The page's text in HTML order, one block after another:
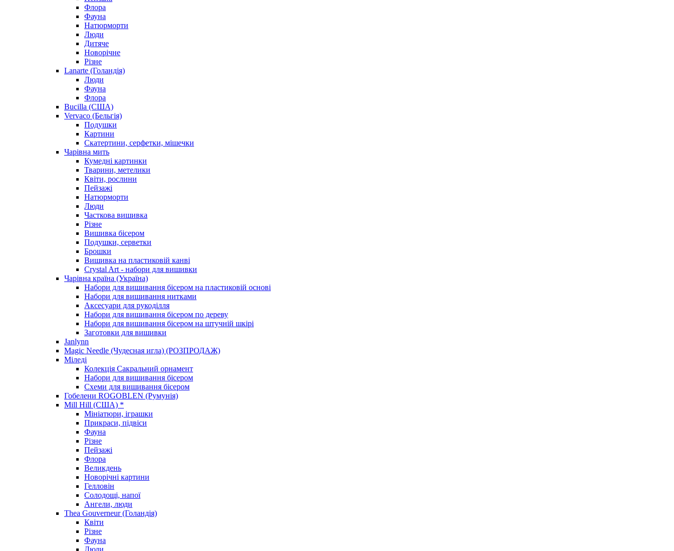
Флора
Фауна
Натюрморти
Люди
Дитяче
Новорічне
Різне
Lanarte (Голандія)
Люди
Фауна
Флора
Bucilla (США)
Vervaco (Бельгія)
Подушки
Картини
Скатертини, серфетки, мішечки
Чарiвна мить
Кумедні картинки
Тварини, метелики
Квіти, рослини
Пейзажі
Натюрморти
Люди
Часткова вишивка
Різне
Вишивка бісером
Подушки, серветки
Брошки
Вишивка на пластиковій канві
Crystal Art - набори для вишивки
Чарівна країна (Україна)
Набори для вишивання бісером на пластиковій основі
Набори для вишивання нитками
Аксесуари для рукоділля
Набори для вишивання бісером по дереву
Набори для вишивання бісером на штучній шкірі
Заготовки для вишивки
Janlynn
Magic Needle (Чудесная игла) (РОЗПРОДАЖ)
Міледі
Колекція Сакральний орнамент
Набори для вишивання бісером
Схеми для вишивання бісером
Гобелени ROGOBLEN (Румунія)
Mill Hill (США) *
Мініатюри, іграшки
Прикраси, підвіси
Фауна
Різне
Пейзажі
Флора
Великдень
Новорічні картини
Гелловін
Солодощі, напої
Ангели, люди
Thea Gouverneur (Голандія)
Квіти
Різне
Фауна
Люди